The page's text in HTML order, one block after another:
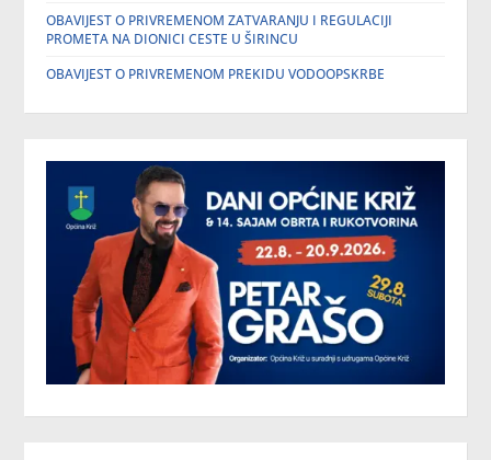
OBAVIJEST O PRIVREMENOM ZATVARANJU I REGULACIJI
PROMETA NA DIONICI CESTE U ŠIRINCU
OBAVIJEST O PRIVREMENOM PREKIDU VODOOPSKRBE